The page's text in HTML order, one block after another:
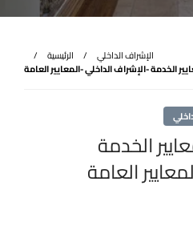
الرئيسية
الإشراف الداخلي
الخدمة -الإشراف الداخلي -المعايير العامة
الخدمة
العامة